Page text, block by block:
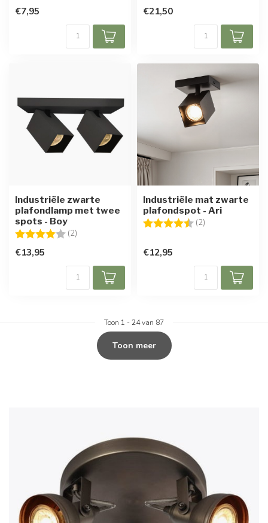
€7,95 €21,50
Industriële zwarte
plafondlamp met twee
spots - Boy
Beoordeling: (2)
€13,95
Industriële mat zwarte
plafondspot - Ari
Beoordeling: (2)
€12,95
Toon 1 - 24van 87
Toon meer